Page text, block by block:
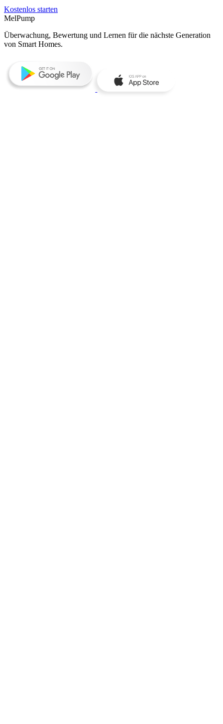
Kostenlos starten
MelPump
Überwachung, Bewertung und Lernen für die nächste Generation
von Smart Homes.